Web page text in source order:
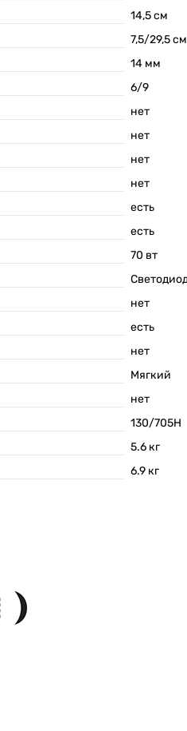
14,5см
7,5/29,5см
14 мм
6/9
нет
нет
нет
нет
есть
есть
70 вт
нет
есть
нет
Мягкий
нет
130/705H
5.6 кг
6.9 кг